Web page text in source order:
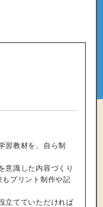
習教材を、自ら制
意識した内容づくり
プリント制作や記
立てていただければ